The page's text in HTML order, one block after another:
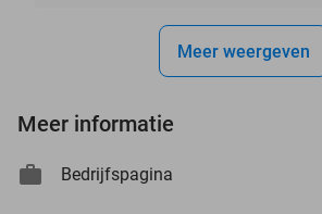
Meer weergeven
Meer informatie
Bedrijfspagina